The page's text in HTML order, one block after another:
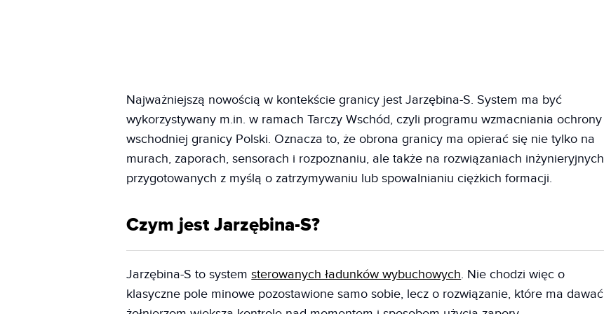
Najważniejszą nowością w kontekście granicy jest Jarzębina-S. System ma być
wykorzystywany m.in. w ramach Tarczy Wschód, czyli programu wzmacniania ochrony
wschodniej granicy Polski. Oznacza to, że obrona granicy ma opierać się nie tylko na
murach, zaporach, sensorach i rozpoznaniu, ale także na rozwiązaniach inżynieryjnych
przygotowanych z myślą o zatrzymywaniu lub spowalnianiu ciężkich formacji.
Czym jest Jarzębina-S?
Jarzębina-S to systemsterowanych ładunków wybuchowych. Nie chodzi więc o
klasyczne pole minowe pozostawione samo sobie, lecz o rozwiązanie, które ma dawać